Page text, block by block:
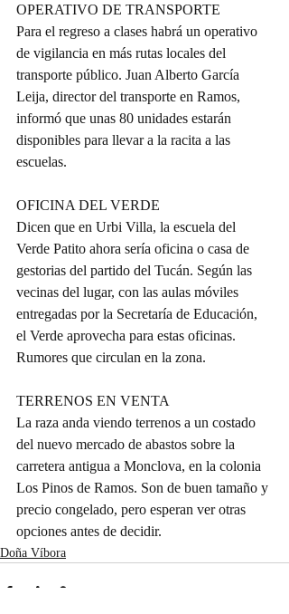
OPERATIVO DE TRANSPORTE
Para el regreso a clases habrá un operativo
de vigilancia en más rutas locales del
transporte público. Juan Alberto García
Leija, director del transporte en Ramos,
informó que unas 80 unidades estarán
disponibles para llevar a la racita a las
escuelas.
OFICINA DEL VERDE
Dicen que en Urbi Villa, la escuela del
Verde Patito ahora sería oficina o casa de
gestorias del partido del Tucán. Según las
vecinas del lugar, con las aulas móviles
entregadas por la Secretaría de Educación,
el Verde aprovecha para estas oficinas.
Rumores que circulan en la zona.
TERRENOS EN VENTA
La raza anda viendo terrenos a un costado
del nuevo mercado de abastos sobre la
carretera antigua a Monclova, en la colonia
Los Pinos de Ramos. Son de buen tamaño y
precio congelado, pero esperan ver otras
opciones antes de decidir.
Doña Víbora